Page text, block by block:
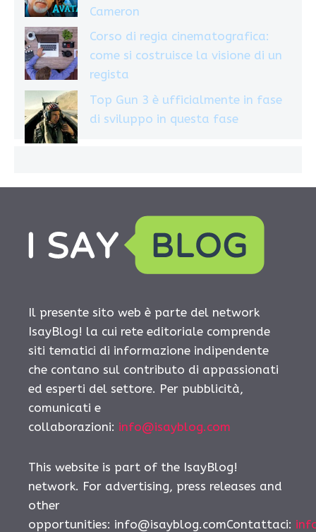
Cameron
Corso di regia cinematografica:
come si costruisce la visione di un
regista
Top Gun 3 è ufficialmente in fase
di sviluppo in questa fase
Il presente sito web è parte del network
IsayBlog! la cui rete editoriale comprende
siti tematici di informazione indipendente
che contano sul contributo di appassionati
ed esperti del settore. Per pubblicità,
comunicati e
collaborazioni: info@isayblog.com
This website is part of the IsayBlog!
network. For advertising, press releases and
other
opportunities: info@isayblog.comContattaci: